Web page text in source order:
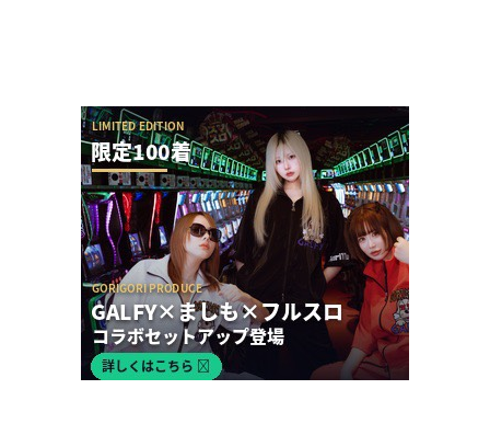
KEIZ守山店「8月7日重大発表→8月7日店休日」と
いうポストが流行るが…